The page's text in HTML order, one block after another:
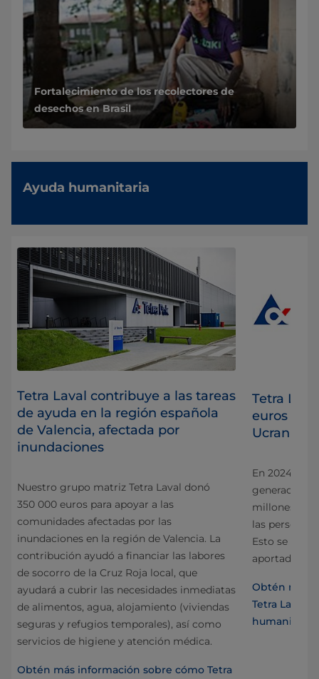
Fortalecimiento de los recolectores de
desechos en Brasil
Ayuda humanitaria
Tetra Laval contribuye a las tareas
de ayuda en la región española
de Valencia, afectada por
inundaciones
Nuestro grupo matriz Tetra Laval donó
350 000 euros para apoyar a las
comunidades afectadas por las
inundaciones en la región de Valencia. La
contribución ayudó a financiar las labores
de socorro de la Cruz Roja local, que
ayudará a cubrir las necesidades inmediatas
de alimentos, agua, alojamiento (viviendas
seguras y refugios temporales), así como
servicios de higiene y atención médica.
Obtén más información sobre cómo Tetra
Tetra
euros en
Ucrania
En 2024,
generadores
millones de
las personas
Esto se
aportados
Obtén más
Tetra Laval
humanitaria